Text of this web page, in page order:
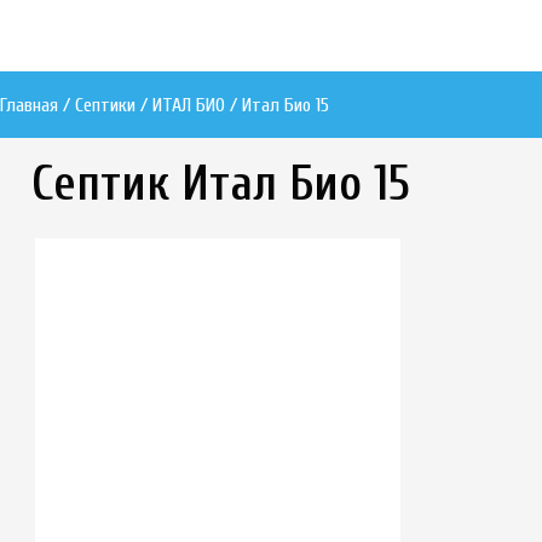
Главная / Септики / ИТАЛ БИО / Итал Био 15
Септик Итал Био 15